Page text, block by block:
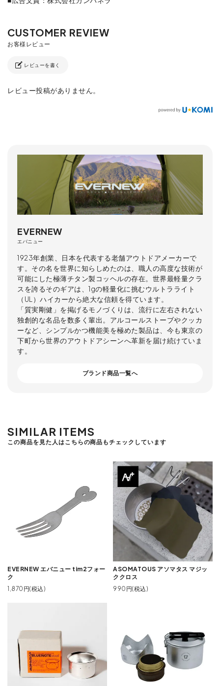
レビューを書く
レビュー投稿がありません。
EVERNEW
エバニュー
1923年創業、日本を代表する老舗アウトドアメーカーで
す。その名を世界に知らしめたのは、職人の高度な技術が
可能にした極薄チタン製コッヘルの存在。世界最軽量クラ
スを誇るそのギアは、1gの軽量化に挑むウルトラライト
（UL）ハイカーから絶大な信頼を得ています。
「質実剛健」を掲げるモノづくりは、流行に左右されない
独創的な名品を数多く輩出。アルコールストーブやクッカ
ーなど、シンプルかつ機能美を極めた製品は、今も東京の
下町から世界のアウトドアシーンへ革新を届け続けていま
す。
ブランド商品一覧へ
SIMILAR ITEMS
この商品を見た人はこちらの商品もチェックしています
EVERNEW エバニュー tim2フォー
ク
1,870円(税込)
ASOMATOUS アソマタス マジッ
ククロス
990円(税込)